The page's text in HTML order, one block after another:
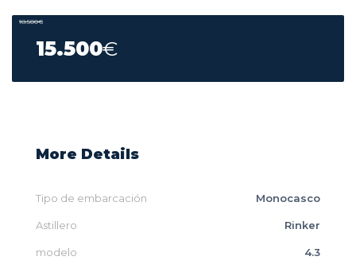
18.500€
15.500€
More Details
Tipo de embarcación Monocasco
Astillero Rinker
modelo 4.3